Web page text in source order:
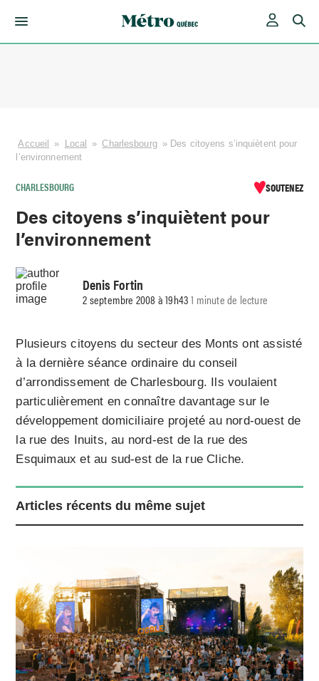
Accueil » Local » Charlesbourg » Des citoyens s’inquiètent pour
l’environnement
CHARLESBOURG SOUTENEZ
Des citoyens s’inquiètent pour
l’environnement
Denis Fortin
2 septembre 2008 à 19h431 minute de lecture
Plusieurs citoyens du secteur des Monts ont assisté
à la dernière séance ordinaire du conseil
d’arrondissement de Charlesbourg. Ils voulaient
particulièrement en connaître davantage sur le
développement domiciliaire projeté au nord-ouest de
la rue des Inuits, au nord-est de la rue des
Esquimaux et au sud-est de la rue Cliche.
Articles récents du même sujet